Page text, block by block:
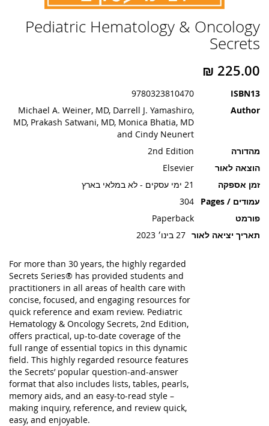
Pediatric Hematology & Oncology
Secrets
ISBN13
9780323810470
Author
Michael A. Weiner, MD, Darrell J. Yamashiro,
MD, Prakash Satwani, MD, Monica Bhatia, MD
and Cindy Neunert
מהדורה
2nd Edition
הוצאה לאור
Elsevier
זמן אספקה
21 ימי עסקים - לא במלאי בארץ
עמודים / Pages
304
פורמט
Paperback
תאריך יציאה לאור 27 בינו׳ 2023
For more than 30 years, the highly regarded
Secrets Series® has provided students and
practitioners in all areas of health care with
concise, focused, and engaging resources for
quick reference and exam review. Pediatric
Hematology & Oncology Secrets, 2nd Edition,
offers practical, up-to-date coverage of the
full range of essential topics in this dynamic
field. This highly regarded resource features
the Secrets’ popular question-and-answer
format that also includes lists, tables, pearls,
memory aids, and an easy-to-read style –
making inquiry, reference, and review quick,
easy, and enjoyable.
להתחלה
של
גלריית